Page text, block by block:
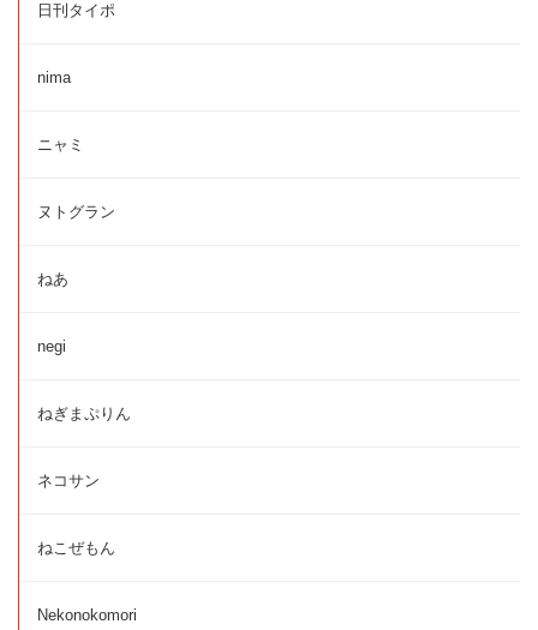
日刊タイポ
nima
ニャミ
ヌトグラン
ねあ
negi
ねぎまぷりん
ネコサン
ねこぜもん
Nekonokomori